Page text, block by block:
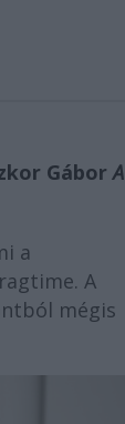
GáborA
a
A
mégis